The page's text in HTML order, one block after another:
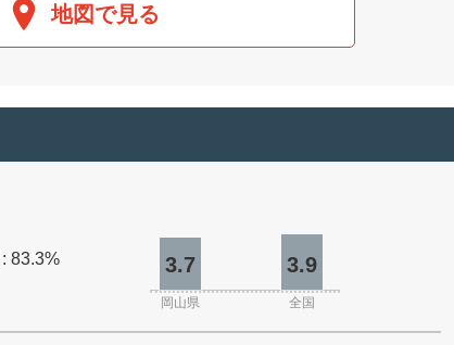
地図で見る
83.3% 3.7 3.9
岡山県 全国